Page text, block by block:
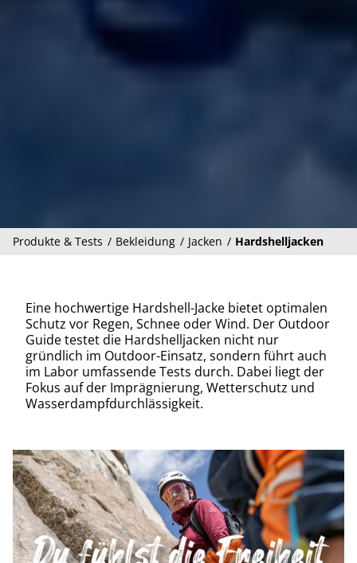
Produkte & Tests Bekleidung Jacken Hardshelljacken
Eine hochwertige Hardshell-Jacke bietet optimalen
Schutz vor Regen, Schnee oder Wind. Der Outdoor
Guide testet die Hardshelljacken nicht nur
gründlich im Outdoor-Einsatz, sondern führt auch
im Labor umfassende Tests durch. Dabei liegt der
Fokus auf der Imprägnierung, Wetterschutz und
Wasserdampfdurchlässigkeit.